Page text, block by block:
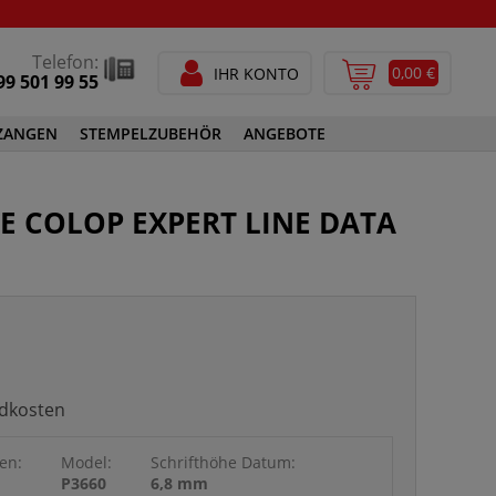
Telefon:
501 99 55
IHR KONTO 0,00 €
STEMPELZUBEHÖR
SPEZIALSTEMPELFARBEN
ANGEBOTE
COLOP EXPERT LINE DATA
Model:
P3660
Schrifthöhe Datum:
6,8 mm